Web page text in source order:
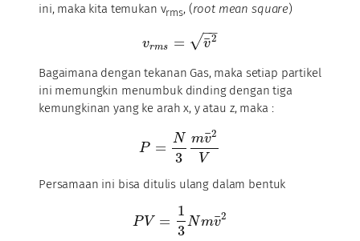
ini, maka kita temukan vrms, (root mean square)
vrms = v
¯2
−−
√
Bagaimana dengan tekanan Gas, maka setiap partikel
ini memungkin menumbuk dinding dengan tiga
kemungkinan yang ke arah x, y atau z, maka :
P =
N
3
mv
¯2
V
Persamaan ini bisa ditulis ulang dalam bentuk
PV =
1
3
Nmv
¯2